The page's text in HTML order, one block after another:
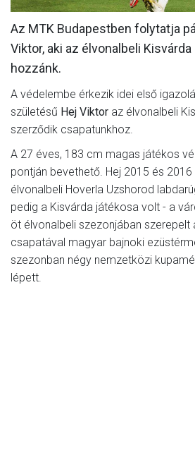
GALÉRIA
SZURKOLÓI
Az MTK Budapestben folytatja
Viktor, aki az élvonalbeli
hozzánk.
A védelembe érkezik idei első
születésű Hej Viktor az élvonalbeli
szerződik csapatunkhoz.
A 27 éves, 183 cm magas játékos
pontján bevethető. Hej 2015 és
élvonalbeli Hoverla Uzshorod
pedig a Kisvárda játékosa volt - a
öt élvonalbeli szezonjában szerepelt
csapatával magyar bajnoki
szezonban négy nemzetközi
lépett.